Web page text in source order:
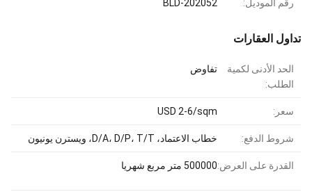
رقم الموديل: BLD-202052
تداول العقارات
الحد الأدنى لكمية
الطلب:
تفاوض
سعر: USD 2-6/sqm
شروط الدفع: خطاب الاعتماد، D/A، D/P، T/T، ويسترن يونيون
القدرة على العرض:500000 متر مربع شهريا